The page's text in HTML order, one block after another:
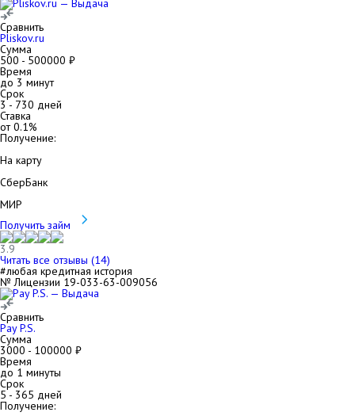
Сравнить
Pliskov.ru
Сумма
500 - 500000 ₽
Время
до 3 минут
Срок
3- 730 дней
Ставка
от0.1%
Получение:
На карту
СберБанк
МИР
Получить займ
3.9
Читать все отзывы (14)
#любая кредитная история
№ Лицензии 19-033-63-009056
Сравнить
Pay P.S.
Сумма
3000 - 100000 ₽
Время
до 1 минуты
Срок
5- 365 дней
Получение: